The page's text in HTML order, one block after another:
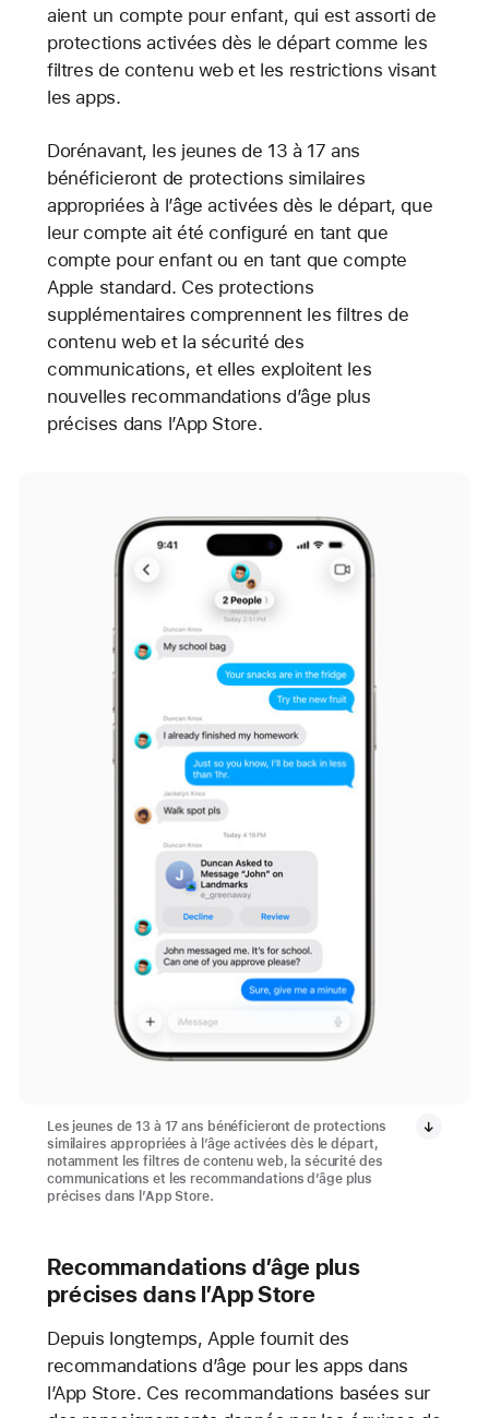
aient un compte pour enfant, qui est assorti de
protections activées dès le départ comme les
filtres de contenu web et les restrictions visant
les apps.
Dorénavant, les jeunes de 13 à 17 ans
bénéficieront de protections similaires
appropriées à l’âge activées dès le départ, que
leur compte ait été configuré en tant que
compte pour enfant ou en tant que compte
Apple standard. Ces protections
supplémentaires comprennent les filtres de
contenu web et la sécurité des
communications, et elles exploitent les
nouvelles recommandations d’âge plus
précises dans l’App Store.
Les jeunes de 13 à 17 ans bénéficieront de protections
similaires appropriées à l’âge activées dès le départ,
notamment les filtres de contenu web, la sécurité des
communications et les recommandations d’âge plus
précises dans l’App Store.
Recommandations d’âge plus
précises dans l’App Store
Depuis longtemps, Apple fournit des
recommandations d’âge pour les apps dans
l’App Store. Ces recommandations basées sur